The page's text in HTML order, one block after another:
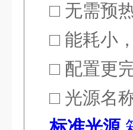
□ 无需预
□ 能耗小
□ 配置更
□ 光源名